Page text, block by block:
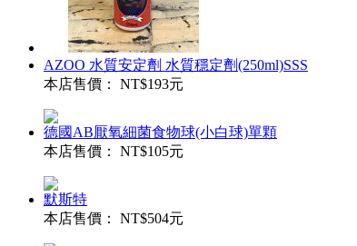
AZOO 水質安定劑 水質穩定劑(250ml)SSS
本店售價： NT$193元
德國AB厭氧細菌食物球(小白球)單顆
本店售價： NT$105元
默斯特
本店售價： NT$504元